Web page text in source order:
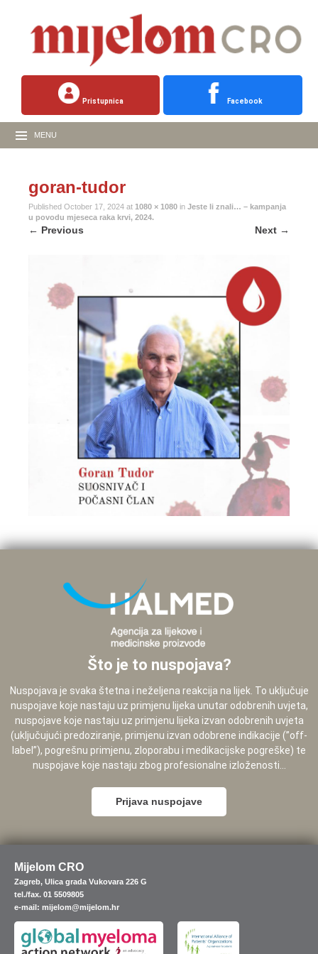
Pristupnica Facebook
MENU
goran-tudor
Published October 17, 2024 at 1080 × 1080 in Jeste li znali… – kampanja
u povodu mjeseca raka krvi, 2024.
← Previous Next →
Što je to nuspojava?
Nuspojava je svaka štetna i neželjena reakcija na lijek. To uključuje
nuspojave koje nastaju uz primjenu lijeka unutar odobrenih uvjeta,
nuspojave koje nastaju uz primjenu lijeka izvan odobrenih uvjeta
(uključujući predoziranje, primjenu izvan odobrene indikacije (”off-
label”), pogrešnu primjenu, zloporabu i medikacijske pogreške) te
nuspojave koje nastaju zbog profesionalne izloženosti...
Prijava nuspojave
Mijelom CRO
Zagreb, Ulica grada Vukovara 226 G
tel./fax. 01 5509805
e-mail: mijelom@mijelom.hr